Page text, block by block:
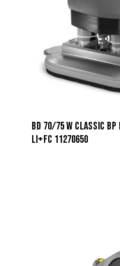
BD 70/75 W Classic Bp
Li+FC 11270650